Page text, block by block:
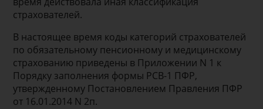
страхователей.
В настоящее время коды категорий страхователей
по обязательному пенсионному и медицинскому
страхованию приведены в Приложении N 1 к
Порядку заполнения формы РСВ-1 ПФР,
утвержденному Постановлением Правления ПФР
от 16.01.2014 N 2п.